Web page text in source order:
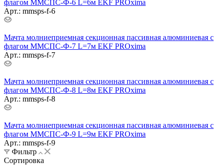
флагом ММСПС-Ф-6 L=6м EKF PROxima
Арт.: mmsps-f-6
Мачта молниеприемная секционная пассивная алюминиевая c
флагом ММСПС-Ф-7 L=7м EKF PROxima
Арт.: mmsps-f-7
Мачта молниеприемная секционная пассивная алюминиевая c
флагом ММСПС-Ф-8 L=8м EKF PROxima
Арт.: mmsps-f-8
Мачта молниеприемная секционная пассивная алюминиевая c
флагом ММСПС-Ф-9 L=9м EKF PROxima
Арт.: mmsps-f-9
Фильтр
Сортировка